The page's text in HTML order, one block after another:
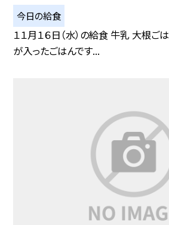
今日の給食
１１月１６日（水）の給食 牛乳 大根ご
が入ったごはんです...